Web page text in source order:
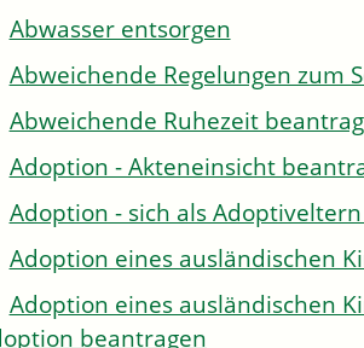
Abwasser entsorgen
Abweichende Regelungen zum
Abweichende Ruhezeit
Adoption - Akteneinsicht
Adoption - sich als
Adoption eines ausländischen
Adoption eines ausländischen
beantragen